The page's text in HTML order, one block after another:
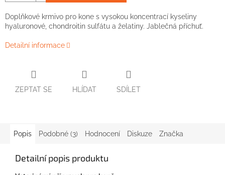
Doplňkové krmivo pro kone s vysokou koncentrací kyseliny
hyaluronové, chondroitin sulfátu a želatiny. Jablečná příchuť.
Detailní informace
ZEPTAT SE HLÍDAT SDÍLET
Popis Podobné (3) Hodnocení Diskuze Značka
Detailní popis produktu